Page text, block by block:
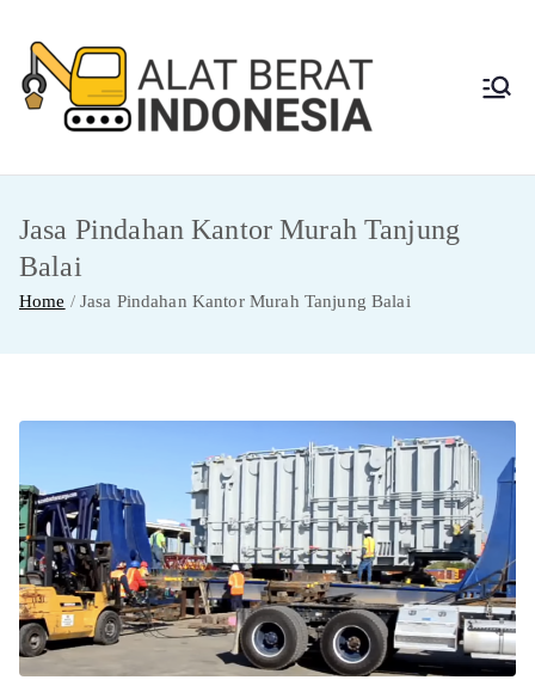
content
Berat
Indon
esia
Jasa Sewa Alat
Jasa Pindahan Kantor Murah Tanjung
Balai
Home Jasa Pindahan Kantor Murah Tanjung Balai